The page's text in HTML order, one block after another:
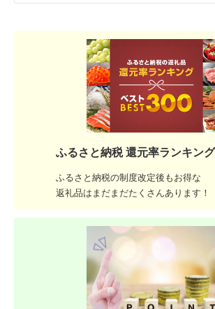
ふるさと納税 還元率ランキン
ふるさと納税の制度改定後もお得な
返礼品はまだまだたくさんあります！